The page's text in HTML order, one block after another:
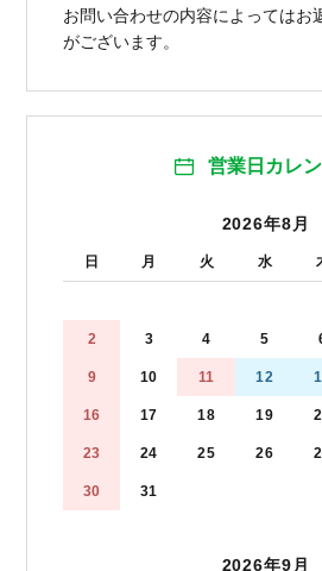
お問い合わせの内容によってはお
がございます。
営業日カレ
2026年8月
日 月 火 水
2 3 4 5
9 10 11 12
16 17 18 19
23 24 25 26
30 31
2026年9月